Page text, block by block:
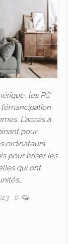
les PC
L’accès à
pour
ordinateurs
pour briser les
qui ont
0